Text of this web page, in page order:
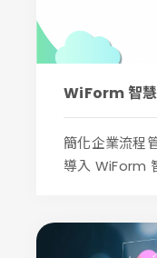
WiForm 智
簡化企業流程
導入 WiForm